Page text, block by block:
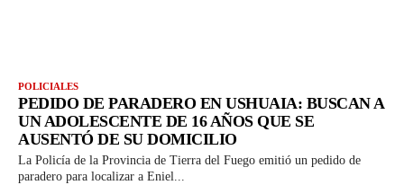
POLICIALES
PEDIDO DE PARADERO EN USHUAIA: BUSCAN A
UN ADOLESCENTE DE 16 AÑOS QUE SE
AUSENTÓ DE SU DOMICILIO
La Policía de la Provincia de Tierra del Fuego emitió un pedido de
paradero para localizar a Eniel...